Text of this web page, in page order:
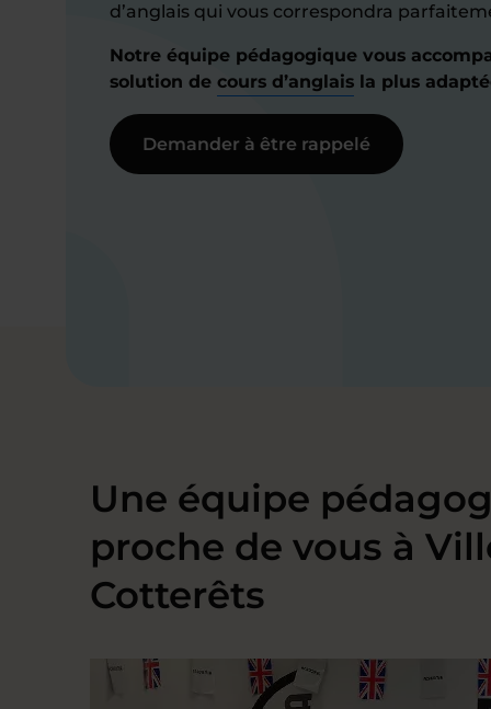
d’anglais qui vous correspondra
Notre équipe pédagogique vous
solution de cours d’anglais la plus
Demander à être rappelé
Une équipe
proche de vous à
Cotterêts